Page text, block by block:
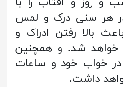
هر سنی درک و لمس
بالا رفتن ادراک و
شد. و همچنین
در خواب خود و ساعات
داشت.